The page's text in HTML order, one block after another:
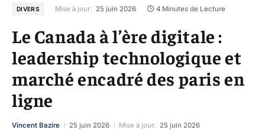
DIVERS Mise à jour: 25 juin 2026 4 Minutes de Lecture
Le Canada à l’ère digitale :
leadership technologique et
marché encadré des paris en
ligne
Vincent Bazire 25 juin 2026 Mise à jour: 25 juin 2026